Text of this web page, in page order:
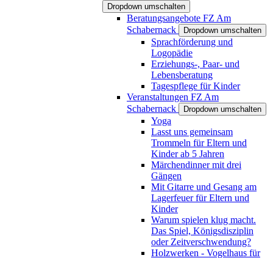
Dropdown umschalten
Beratungsangebote FZ Am
Schabernack
Dropdown umschalten
Sprachförderung und
Logopädie
Erziehungs-, Paar- und
Lebensberatung
Tagespflege für Kinder
Veranstaltungen FZ Am
Schabernack
Dropdown umschalten
Yoga
Lasst uns gemeinsam
Trommeln für Eltern und
Kinder ab 5 Jahren
Märchendinner mit drei
Gängen
Mit Gitarre und Gesang am
Lagerfeuer für Eltern und
Kinder
Warum spielen klug macht.
Das Spiel, Königsdisziplin
oder Zeitverschwendung?
Holzwerken - Vogelhaus für